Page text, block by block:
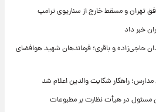
تهران و مسقط خارج از سناریوی ترامپ
خبر داد
حاجی‌زاده و باقری؛ فرماندهان شهید هوافضای
راهکار شکایت والدین اعلام شد
مسئول در هیأت نظارت بر مطبوعات